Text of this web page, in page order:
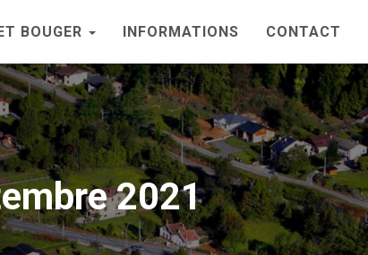
BOUGER INFORMATIONS CONTACT
2021